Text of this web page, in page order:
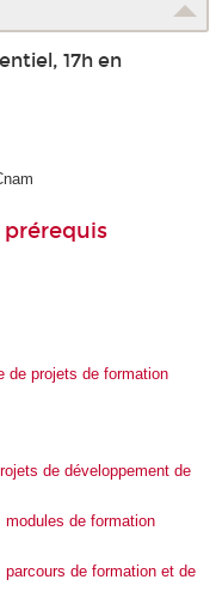
17h en
prérequis
de projets de formation
de développement de
modules de formation
de formation et de